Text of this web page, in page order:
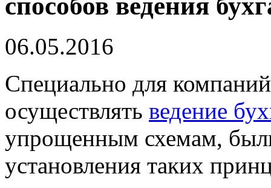
06.05.2016
Специально для
осуществлять ведение
упрощенным схемам,
установления таких